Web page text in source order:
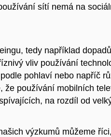
sítí nemá na
tedy například
vliv používání
pohlaví nebo napříč
že používání mobilních
na rozdíl od
výzkumů můžeme